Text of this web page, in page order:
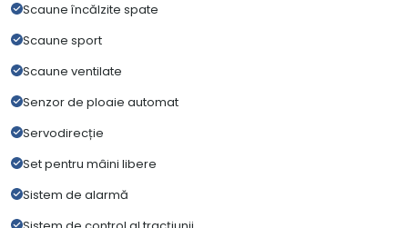
Scaune încălzite spate
Scaune sport
Scaune ventilate
Senzor de ploaie automat
Servodirecție
Set pentru mâini libere
Sistem de alarmă